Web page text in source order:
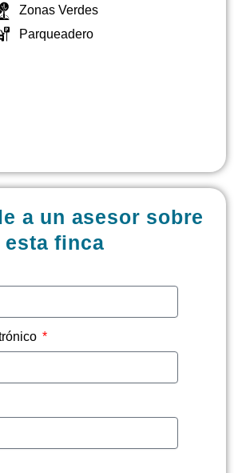
Zonas Verdes
Parqueadero
a un asesor sobre
esta finca